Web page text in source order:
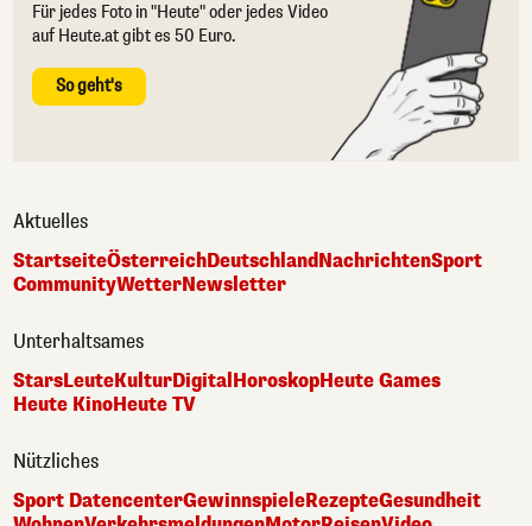
Für jedes Foto in "Heute" oder jedes Video
auf Heute.at gibt es 50 Euro.
So geht's
Aktuelles
StartseiteÖsterreichDeutschlandNachrichtenSport
CommunityWetterNewsletter
Unterhaltsames
StarsLeuteKulturDigital HoroskopHeute Games
Heute KinoHeute TV
Nützliches
Sport DatencenterGewinnspieleRezepteGesundheit